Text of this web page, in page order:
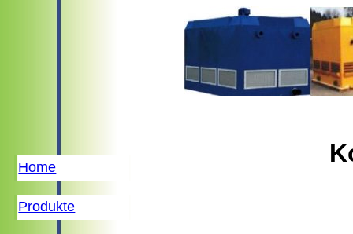
Home
Produkte